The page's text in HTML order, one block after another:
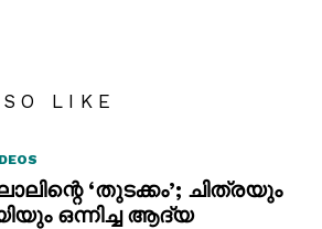
LIKE
‘തുടക്കം’; ചിത്രയും
ഒന്നിച്ച ആദ്യ